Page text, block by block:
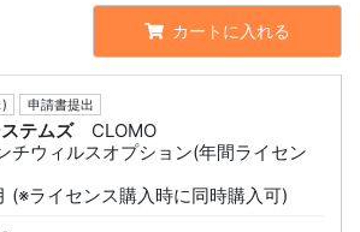
カートに入れる
申請書提出
テムズ
CLOMO
チウィルスオプション(年間ライセン
(※ライセンス購入時に同時購入可)